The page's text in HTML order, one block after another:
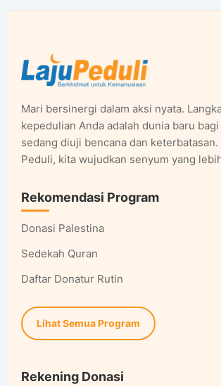
Mari bersinergi dalam aksi nyata.
kepedulian Anda adalah dunia baru
sedang diuji bencana dan keterbatasan.
Peduli, kita wujudkan senyum yang
Rekomendasi Program
Donasi Palestina
Sedekah Quran
Daftar Donatur Rutin
Lihat Semua Program
Rekening Donasi